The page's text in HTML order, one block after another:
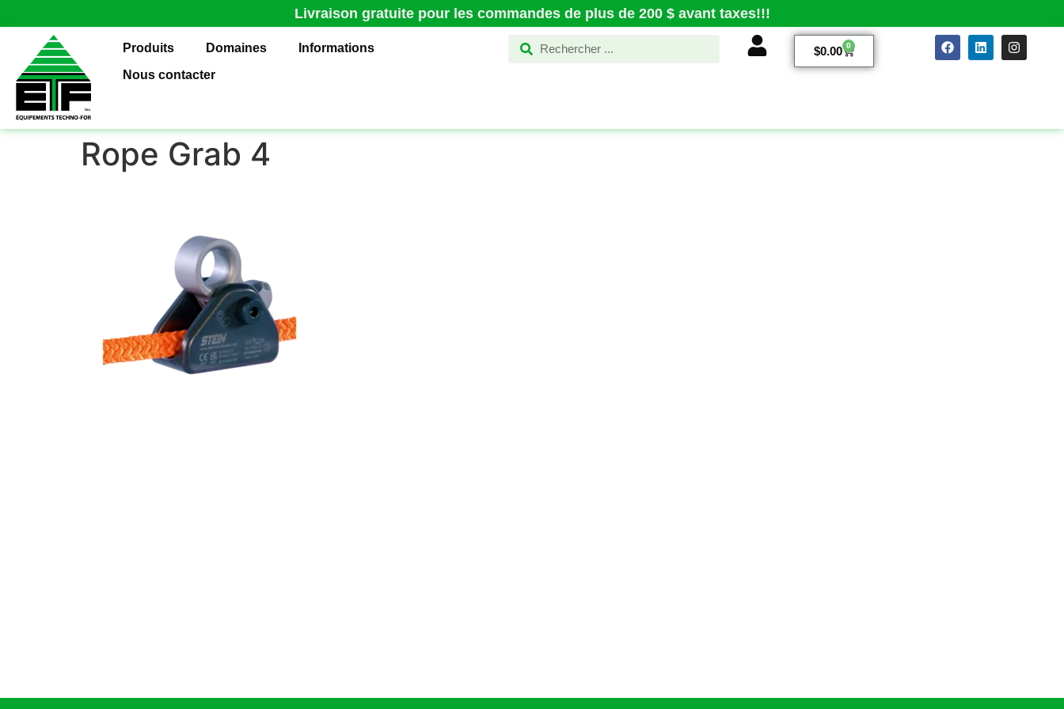
Livraison gratuite pour les commandes de plus de 200 $ avant taxes!!!
Produits Domaines
Informations
Nous contacter
$0.00 0
Rope Grab 4